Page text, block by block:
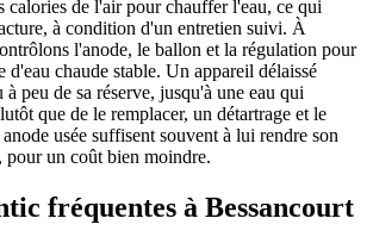
calories de l'air pour chauffer l'eau, ce qui
à condition d'un entretien suivi. À
l'anode, le ballon et la régulation pour
d'eau chaude stable. Un appareil délaissé
à peu de sa réserve, jusqu'à une eau qui
que de le remplacer, un détartrage et le
usée suffisent souvent à lui rendre son
pour un coût bien moindre.
fréquentes à Bessancourt